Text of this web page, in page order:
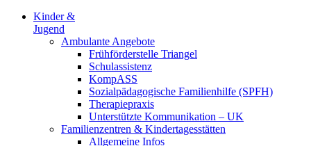
Kinder &
Jugend
Ambulante Angebote
Frühförderstelle Triangel
Schulassistenz
KompASS
Sozialpädagogische Familienhilfe (SPFH)
Therapiepraxis
Unterstützte Kommunikation – UK
Familienzentren & Kindertagesstätten
Allgemeine Infos